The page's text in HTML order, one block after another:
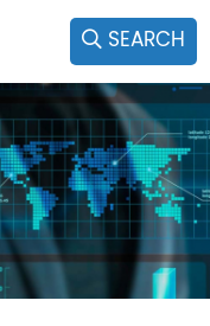
SEARCH